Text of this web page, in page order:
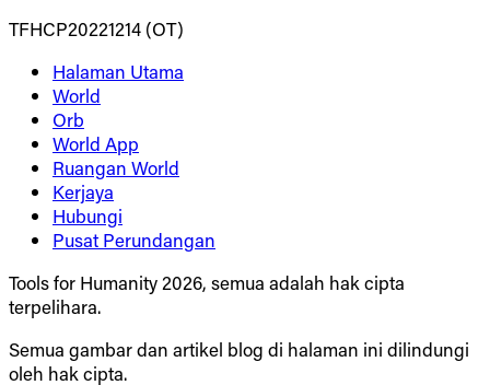
TFHCP20221214 (OT)
Halaman Utama
World
Orb
World App
Ruangan World
Kerjaya
Hubungi
Pusat Perundangan
Tools for Humanity 2026, semua adalah hak cipta
terpelihara.
Semua gambar dan artikel blog di halaman ini dilindungi
oleh hak cipta.